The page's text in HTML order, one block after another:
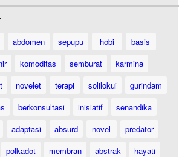
abdomen sepupu hobi
basis
komoditas semburat
karmina
novelet terapi solilokui
gurindam
berkonsultasi inisiatif
senandika
adaptasi absurd novel
predator
polkadot membran abstrak
hayati